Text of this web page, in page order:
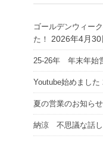
ゴールデンウィー
た！ 2026年4月30
25-26年 年末年始
Youtube始めました
夏の営業のお知らせ
納涼 不思議な話し